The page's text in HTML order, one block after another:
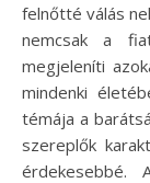
felnőtté válás
nemcsak a
megjeleníti
mindenki
témája a
szereplők
érdekesebbé.